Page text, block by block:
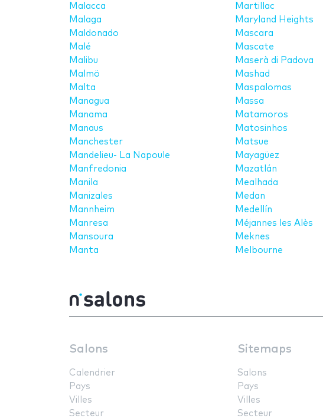
Malacca
Malaga
Maldonado
Malé
Malibu
Malmö
Malta
Managua
Manama
Manaus
Manchester
Mandelieu- La Napoule
Manfredonia
Manila
Manizales
Mannheim
Manresa
Mansoura
Manta
Martillac
Maryland Heights
Mascara
Mascate
Maserà di Padova
Mashad
Maspalomas
Massa
Matamoros
Matosinhos
Matsue
Mayagüez
Mazatlán
Mealhada
Medan
Medellín
Méjannes les Alès
Meknes
Melbourne
Salons
Calendrier
Pays
Villes
Secteur
Sitemaps
Salons
Pays
Villes
Secteur